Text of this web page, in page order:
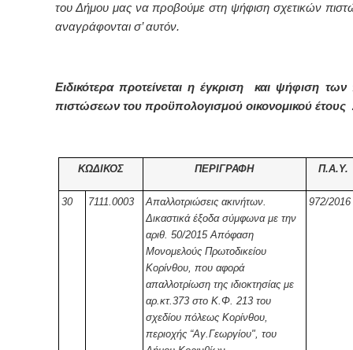
του Δήμου μας να προβούμε στη ψήφιση σχετικών
αναγράφονται σ’ αυτόν.
Ειδικότερα προτείνεται η έγκριση και ψήφιση
πιστώσεων του προϋπολογισμού οικονομικού έτους
ΚΩΔΙΚΟΣ ΠΕΡΙΓΡΑΦΗ Π.Α.Υ.
30 7111.0003
Απαλλοτριώσεις ακινήτων.
Δικαστικά έξοδα σύμφωνα με την
αριθ. 50/2015 Απόφαση
Μονομελούς Πρωτοδικείου
Κορίνθου, που αφορά
απαλλοτρίωση της ιδιοκτησίας με
αρ.κτ.373 στο Κ.Φ. 213 του
σχεδίου πόλεως Κορίνθου,
περιοχής “Αγ.Γεωργίου", του
972/2016